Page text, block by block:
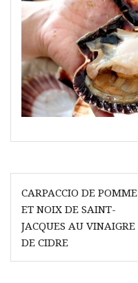
Navigation
de
l’article
CARPACCIO DE POMME
ET NOIX DE SAINT-
JACQUES AU VINAIGRE
DE CIDRE